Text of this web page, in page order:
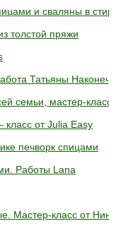
и сваляны в
толстой пряжи
Татьяны
семьи, мастер-класс!
класс от Julia Easy
печворк спицами
Работы Lana
Мастер-класс от